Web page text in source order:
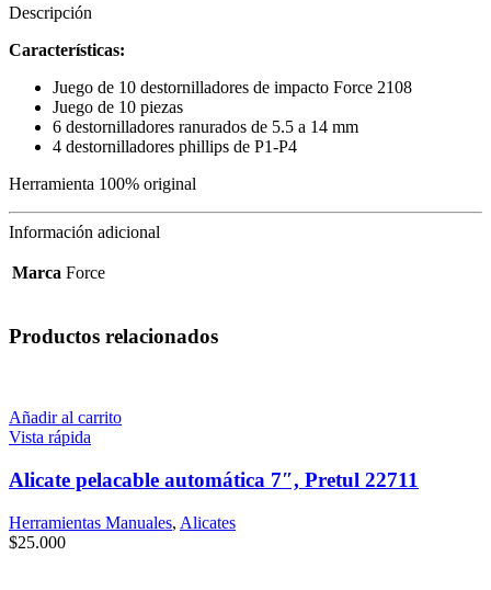
Descripción
Características:
Juego de 10 destornilladores de impacto Force 2108
Juego de 10 piezas
6 destornilladores ranurados de 5.5 a 14 mm
4 destornilladores phillips de P1-P4
Herramienta 100% original
Información adicional
Marca Force
Productos relacionados
Añadir al carrito
Vista rápida
Alicate pelacable automática 7″, Pretul 22711
Herramientas Manuales, Alicates
$25.000